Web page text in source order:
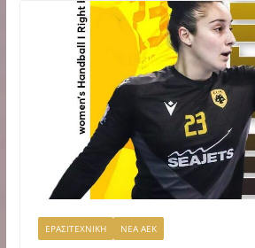
ΕΡΑΣΙΤΕΧΝΙΚΗ ΝΕΑ ΑΕΚ